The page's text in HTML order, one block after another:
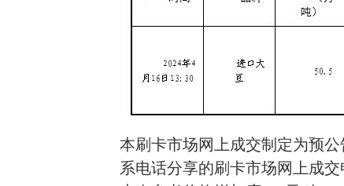
本刷卡市场网上成交制定为预
系电话分享的刷卡市场网上成交